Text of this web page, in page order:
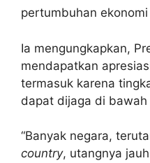
pertumbuhan
Ia mengungkapkan,
mendapatkan
termasuk karena
dapat dijaga di bawah
“Banyak negara,
country, utangnya